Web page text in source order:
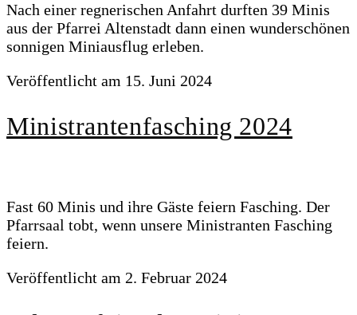
Nach einer regnerischen Anfahrt durften 39 Minis
aus der Pfarrei Altenstadt dann einen wunderschönen
sonnigen Miniausflug erleben.
Veröffentlicht am 15. Juni 2024
Ministrantenfasching 2024
Fast 60 Minis und ihre Gäste feiern Fasching. Der
Pfarrsaal tobt, wenn unsere Ministranten Fasching
feiern.
Veröffentlicht am 2. Februar 2024